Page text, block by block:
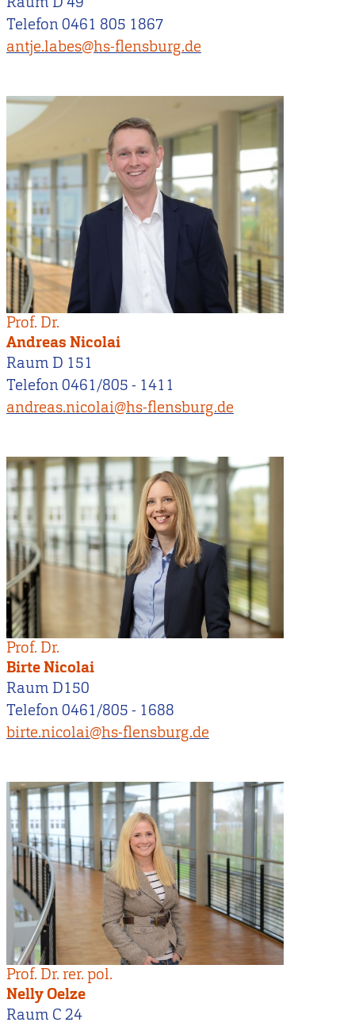
Telefon 0461 805 1867
antje.labes@hs-flensburg.de
Prof. Dr.
Andreas Nicolai
Raum D 151
Telefon 0461/805 - 1411
andreas.nicolai@hs-flensburg.de
Prof. Dr.
Birte Nicolai
Raum D150
Telefon 0461/805 - 1688
birte.nicolai@hs-flensburg.de
Prof. Dr. rer. pol.
Nelly Oelze
Raum C 24